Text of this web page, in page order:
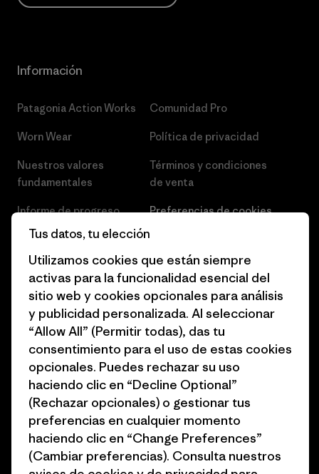
Información
Patagonia Action Works
Worn Wear
Nuestros valores
fundamentales
Informe de progreso
Business Unusual
Objetivos climáticos
1% for the Planet
Cómo financiamos
Tarjetas regalo
Encuentra una tienda
Comunidad Pro
Política de privacidad
Términos y condiciones
de venta
Preferencias de cookies
Empleo
Prensa
Programa para profesionales
del sector
Programa de afiliados
Mapa del sitio Patagonia
España
Tus datos, tu elección
Utilizamos cookies que están siempre
activas para la funcionalidad esencial del
sitio web y cookies opcionales para análisis
y publicidad personalizada. Al seleccionar
“Allow All” (Permitir todas), das tu
consentimiento para el uso de estas cookies
opcionales. Puedes rechazar su uso
haciendo clic en “Decline Optional”
(Rechazar opcionales) o gestionar tus
preferencias en cualquier momento
haciendo clic en “Change Preferences”
(Cambiar preferencias). Consulta nuestros